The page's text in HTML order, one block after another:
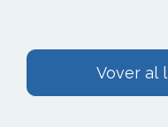
Vover al